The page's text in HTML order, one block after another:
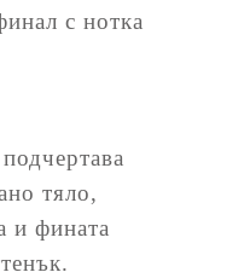
с нотка
тяло,
и фината